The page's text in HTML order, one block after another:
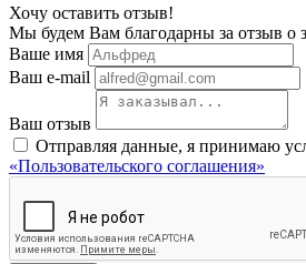
Хочу оставить отзыв!
Мы будем Вам благодарны за отзыв о
Ваше имя
Ваш e-mail
Ваш отзыв
Отправляя данные, я принимаю
«Пользовательского соглашения»